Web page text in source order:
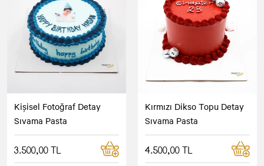
Kişisel Fotoğraf Detay
Sıvama Pasta
3.500,00 TL
Kırmızı Dikso Topu Detay
Sıvama Pasta
4.500,00 TL